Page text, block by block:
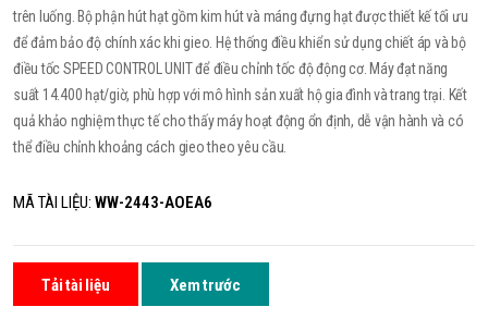
trên luống. Bộ phận hút hạt gồm kim hút và máng đựng hạt được thiết kế tối ưu
để đảm bảo độ chính xác khi gieo. Hệ thống điều khiển sử dụng chiết áp và bộ
điều tốc SPEED CONTROL UNIT để điều chỉnh tốc độ động cơ. Máy đạt năng
suất 14.400 hạt/giờ, phù hợp với mô hình sản xuất hộ gia đình và trang trại. Kết
quả khảo nghiệm thực tế cho thấy máy hoạt động ổn định, dễ vận hành và có
thể điều chỉnh khoảng cách gieo theo yêu cầu.
MÃ TÀI LIỆU:WW-2443-AOEA6
Tải tài liệu Xem trước